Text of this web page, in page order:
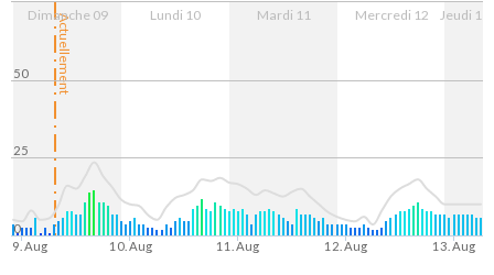
avec un pas d'une heure.
Actuellement
Dimanche 09 Lundi 10 Mardi 11 Mercredi 12 Jeudi 13
9. Aug 10. Aug 11. Aug 12. Aug 13. Aug
0
25
50